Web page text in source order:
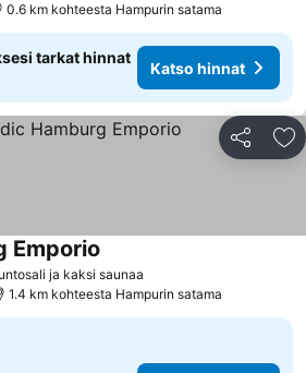
0.6 km kohteesta Hampurin satama
tarkat hinnat
Katso hinnat
Jaa
ja kaksi saunaa
Emporio
1.4 km kohteesta Hampurin satama